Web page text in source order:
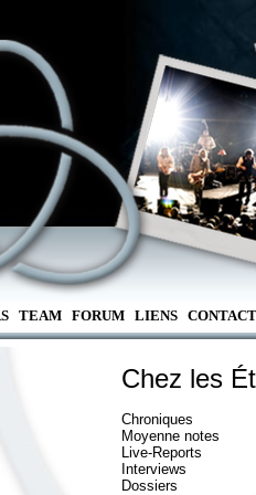
TEAM FORUM LIENS CONTACT
Chez les
Chroniques
Moyenne notes
Live-Reports
Interviews
Dossiers